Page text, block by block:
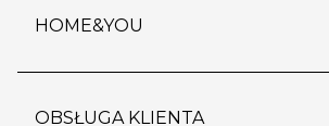
HOME&YOU
o firmie
OBSŁUGA KLIENTA